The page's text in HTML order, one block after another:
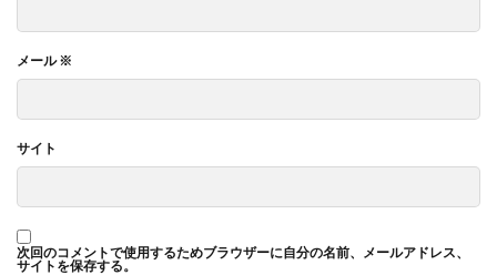
メール※
サイト
次回のコメントで使用するためブラウザーに自分の名前、メールアドレス、
サイトを保存する。